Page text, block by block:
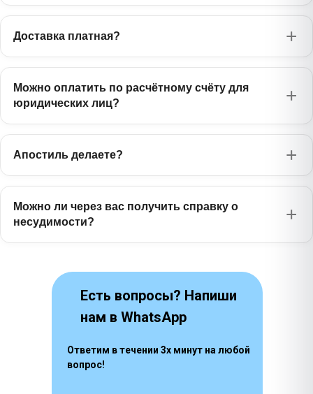
Доставка платная?
Можно оплатить по расчётному счёту для
юридических лиц?
Апостиль делаете?
Можно ли через вас получить справку о
несудимости?
Есть вопросы? Напиши
нам в WhatsApp
Ответим в течении 3х минут на любой
вопрос!